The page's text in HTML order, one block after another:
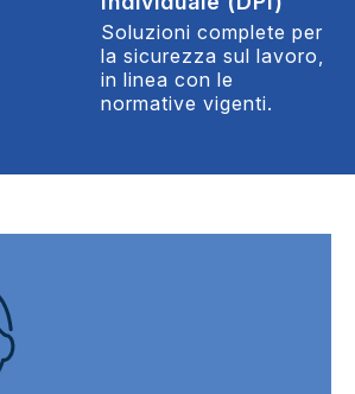
Soluzioni complete per
la sicurezza sul lavoro,
in linea con le
normative vigenti.